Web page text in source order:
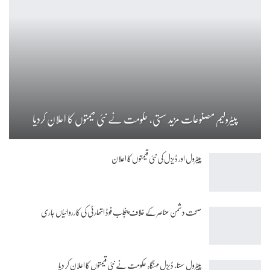
پیٹرولیم مصنوعات مزید سستی، حکومت نے نئی قیمتوں کا اعلان کردیا
پیٹرول اور ڈیزل کی نئی قیمتوں کا اعلان
صحت دشمن عناصر کے خلاف پنجاب فوڈ اتھارٹی کی کارروائیاں جاری
پیٹرول سستا، ڈیزل مہنگا: حکومت نے نئی قیمتوں کا اعلان کر دیا